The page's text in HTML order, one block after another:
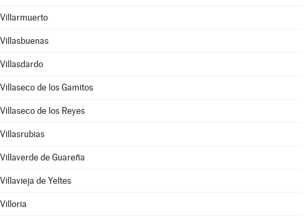
Villarmuerto
Villasbuenas
Villasdardo
Villaseco de los Gamitos
Villaseco de los Reyes
Villasrubias
Villaverde de Guareña
Villavieja de Yeltes
Villoria